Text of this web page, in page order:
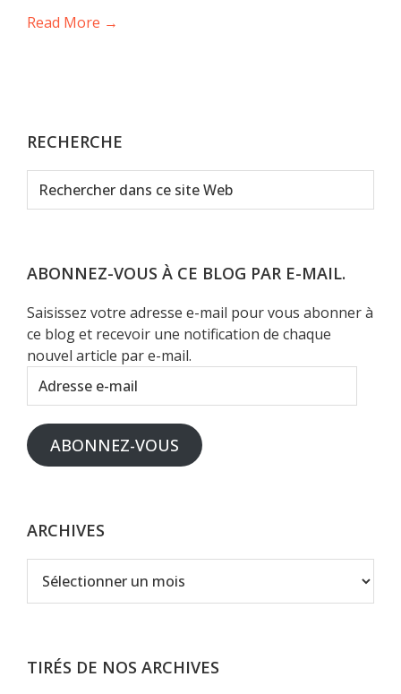
Read More →
RECHERCHE
Rechercher
dans
Web
ABONNEZ-VOUS À CE BLOG PAR E-MAIL.
Saisissez votre adresse e-mail pour vous abonner à
ce blog et recevoir une notification de chaque
nouvel article par e-mail.
Adresse
e-
mail
ABONNEZ-VOUS
ARCHIVES
TIRÉS DE NOS ARCHIVES